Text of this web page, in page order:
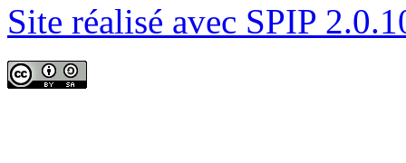
Site réalisé avec SPIP